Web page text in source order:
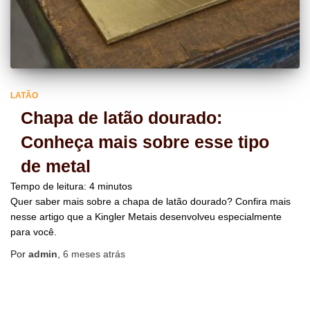
LATÃO
Chapa de latão dourado:
Conheça mais sobre esse tipo
de metal
Tempo de leitura: 4 minutos
Quer saber mais sobre a chapa de latão dourado? Confira mais
nesse artigo que a Kingler Metais desenvolveu especialmente
para você.
Por admin 6 meses atrás